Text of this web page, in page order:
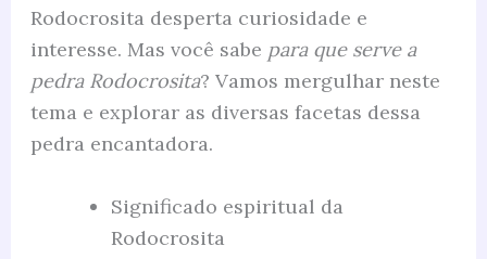
Rodocrosita desperta curiosidade e
interesse. Mas você sabe para que serve a
pedra Rodocrosita? Vamos mergulhar neste
tema e explorar as diversas facetas dessa
pedra encantadora.
Significado espiritual da
Rodocrosita